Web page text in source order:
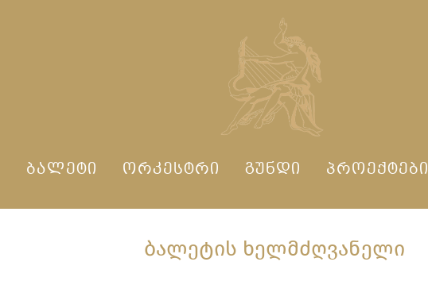
ᲑᲐᲚᲔᲢᲘ ᲝᲠᲙᲔᲡᲢᲠᲘ ᲒᲣᲜᲓᲘ ᲞᲠᲝᲔᲥᲢᲔᲑᲘ
ᲑᲐᲚᲔᲢᲘᲡ ᲮᲔᲚᲛᲫᲦᲕᲐᲜᲔᲚᲘ